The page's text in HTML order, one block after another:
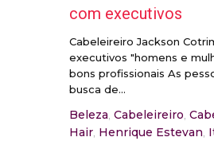
com executivos
Cabeleireiro Jackson
executivos "homens e
bons profissionais As
busca de...
Beleza Cabeleireiro
Hair Henrique Estevan